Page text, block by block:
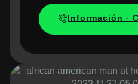
Información -